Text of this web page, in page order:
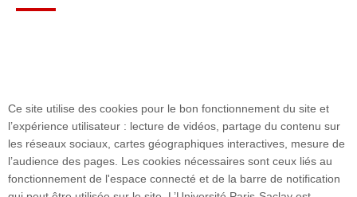
Plan du site
Ce site utilise des cookies pour le bon fonctionnement du site et
l’expérience utilisateur : lecture de vidéos, partage du contenu sur
les réseaux sociaux, cartes géographiques interactives, mesure de
l’audience des pages. Les cookies nécessaires sont ceux liés au
fonctionnement de l'espace connecté et de la barre de notification